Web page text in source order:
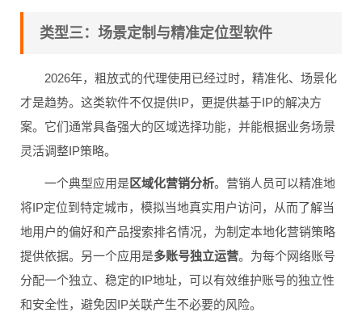
类型三：场景定制与精准定位型软件
2026年，粗放式的代理使用已经过时，精准化、场景化
才是趋势。这类软件不仅提供IP，更提供基于IP的解决方
案。它们通常具备强大的区域选择功能，并能根据业务场景
灵活调整IP策略。
一个典型应用是区域化营销分析。营销人员可以精准地
将IP定位到特定城市，模拟当地真实用户访问，从而了解当
地用户的偏好和产品搜索排名情况，为制定本地化营销策略
提供依据。另一个应用是多账号独立运营。为每个网络账号
分配一个独立、稳定的IP地址，可以有效维护账号的独立性
和安全性，避免因IP关联产生不必要的风险。